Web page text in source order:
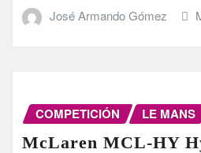
José Armando Gómez
COMPETICIÓN LE MANS
McLaren MCL-HY